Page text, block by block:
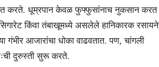
करते. धूम्रपान केवळ फुफ्फुसांनाच नुकसान करत
किंवा तंबाखूमध्ये असलेले हानिकारक रसायने
गंभीर आजारांचा धोका वाढवतात. पण, चांगली
दुरुस्ती सुरू करते.